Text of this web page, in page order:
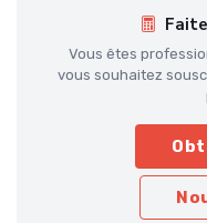
Vous êtes
vous souhaitez